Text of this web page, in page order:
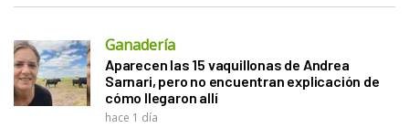
Ganadería
Aparecen las 15 vaquillonas de Andrea
Sarnari, pero no encuentran explicación de
cómo llegaron allí
hace 1 día